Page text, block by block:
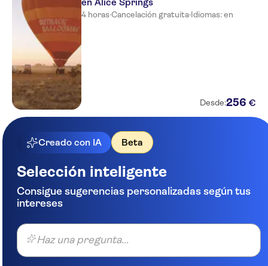
4 horas·Cancelación gratuita·Idiomas: en
Desde:256 €
Creado con IA Beta
Selección inteligente
Consigue sugerencias personalizadas según tus
intereses
Haz una pregunta...